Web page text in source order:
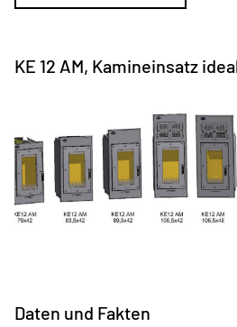
KE 12 AM, Kamineinsatz
Daten und Fakten